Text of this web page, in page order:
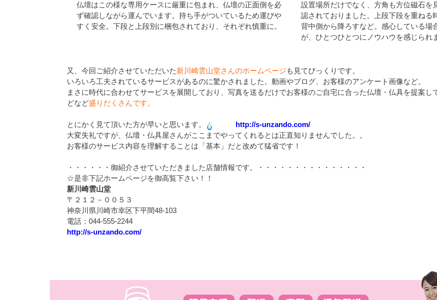
仏壇はこの様な専用ケースに厳重に包まれ、仏壇の正面側を必
ず確認しながら運んでいます。持ち手がついているため運びや
すく安全。下段と上段別に梱包されており、それぞれ慎重に。
設置場所だけでなく、方角も方位磁石を
認されておりました。上段下段を重ねる
背中側から降ろすなど。感心している場
が、ひとつひとつにノウハウを感じられ
又、今回ご紹介させていただいた新川崎雲山堂さんのホームページ も見てびっくりです。
いろいろ工夫されているサービスがあるのに驚かされました。動画やブログ、お客様のアンケート画像など。
まさに時代に合わせてサービスを展開しており、写真を送るだけでお客様のご自宅に合った仏壇・仏具を提案し
どなど盛りだくさんです。
とにかく見て頂いた方が早いと思います。
http://s-unzando.com/
大変失礼ですが、仏壇・仏具屋さんがここまでやってくれるとは正直知りませんでした。。
お客様のサービス内容を理解することは「基本」だと改めて猛省です！
・・・・・・御紹介させていただきました店舗情報です。・・・・・・・・・・・・・・・
☆是非下記ホームページを御高覧下さい！！
新川崎雲山堂
〒２１２－００５３
神奈川県川崎市幸区下平間48-103
電話：044-555-2244
http://s-unzando.com/